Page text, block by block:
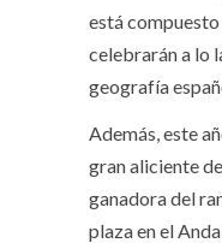
está
celebrarán a lo
geografía
Además, este
gran aliciente
ganadora del
plaza en el